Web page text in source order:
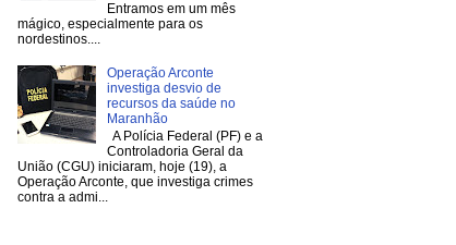
Entramos em um mês
mágico, especialmente para os
nordestinos....
Operação Arconte
investiga desvio de
recursos da saúde no
Maranhão
A Polícia Federal (PF) e a
Controladoria Geral da
União (CGU) iniciaram, hoje (19), a
Operação Arconte, que investiga crimes
contra a admi...